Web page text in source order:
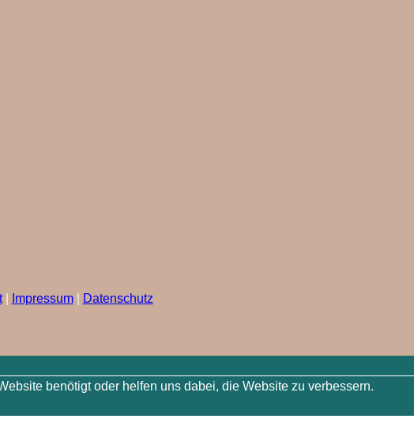
| Impressum| Datenschutz
benötigt oder helfen uns dabei, die Website zu verbessern.